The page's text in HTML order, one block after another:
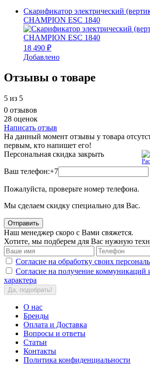
Скарификатор электрический
CHAMPION ESC 1840
18 490 ₽
Добавлено
Отзывы о товаре
5 из 5
0 отзывов
28 оценок
Написать отзыв
На данный момент отзывы у товара
первым, кто напишет его!
Персональная скидка закрыть
Ваш телефон:+7
Пожалуйста, проверьте номер телефона.
Мы сделаем скидку специально для Вас.
Отправить
Наш менеджер скоро с Вами свяжется.
Хотите, мы подберем для Вас нужную
Согласие на обработку своих
Согласие на получение
характера
Да, подобрать!
О нас
Бренды
Оплата и Доставка
Вопросы и ответы
Статьи
Контакты
Политика конфиденциальности